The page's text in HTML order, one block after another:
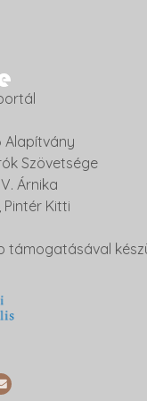
Alapítvány
Szövetsége
Árnika
, Pintér Kitti
támogatásával